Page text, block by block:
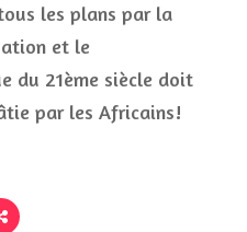
les plans par la
et le
du 21ème siècle doit
par les Africains!